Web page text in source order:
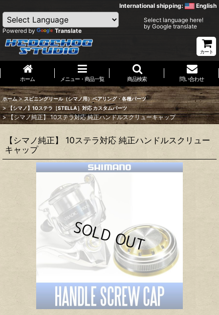
International shipping: English
Powered by Translate
Select language here!
by Google translate
カート
ホーム メニュー・商品一覧 商品検索 問い合わせ
ホーム > スピニングリール（シマノ用）ベアリング・各種パーツ
> 【シマノ】10ステラ［STELLA］対応 カスタムパーツ
> 【シマノ純正】 10ステラ対応 純正ハンドルスクリューキャップ
【シマノ純正】 10ステラ対応 純正ハンドルスクリュー
キャップ